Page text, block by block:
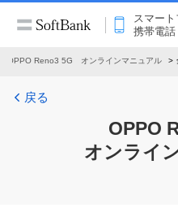
スマート
携帯電話
OPPO Reno3 5G オンラインマニュアル
戻る
OPPO
オンライ